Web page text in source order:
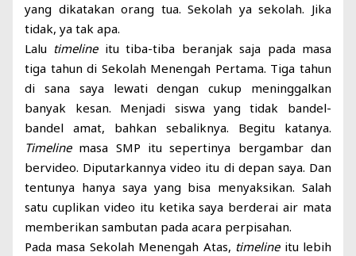
yang dikatakan orang tua. Sekolah ya sekolah. Jika
tidak, ya tak apa.
Lalu timeline itu tiba-tiba beranjak saja pada masa
tiga tahun di Sekolah Menengah Pertama. Tiga tahun
di sana saya lewati dengan cukup meninggalkan
banyak kesan. Menjadi siswa yang tidak bandel-
bandel amat, bahkan sebaliknya. Begitu katanya.
Timelinemasa SMP itu sepertinya bergambar dan
bervideo. Diputarkannya video itu di depan saya. Dan
tentunya hanya saya yang bisa menyaksikan. Salah
satu cuplikan video itu ketika saya berderai air mata
memberikan sambutan pada acara perpisahan.
Pada masa Sekolah Menengah Atas, timelineitu lebih